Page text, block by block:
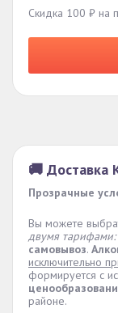
Скидка 100 ₽ на
🚚 Доставка
Прозрачные
Вы можете
двумя
самовывоз.
исключительно
формируется с
районе.